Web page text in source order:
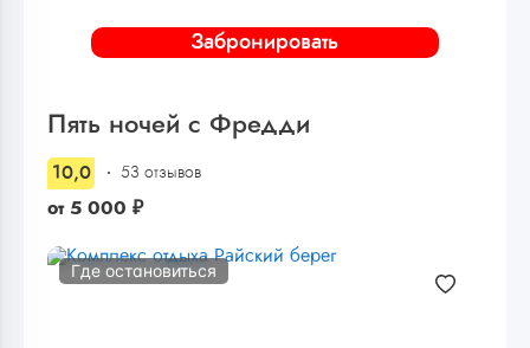
Забронировать
Пять ночей с Фредди
10,0 53 отзывов
от 5 000 ₽
Где остановиться